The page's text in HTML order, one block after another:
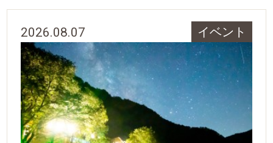
2026.08.07 イベント